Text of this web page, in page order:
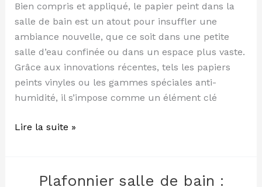
Bien compris et appliqué, le papier peint dans la
salle de bain est un atout pour insuffler une
ambiance nouvelle, que ce soit dans une petite
salle d’eau confinée ou dans un espace plus vaste.
Grâce aux innovations récentes, tels les papiers
peints vinyles ou les gammes spéciales anti-
humidité, il s’impose comme un élément clé
Lire la suite »
Plafonnier salle de bain :
Plafonnier